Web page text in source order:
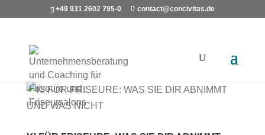
+49 931 2602 795-0 contact@concivitas.de